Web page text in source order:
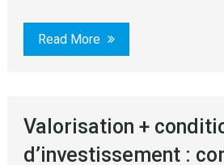
Read More
Valorisation +
d’investissement :